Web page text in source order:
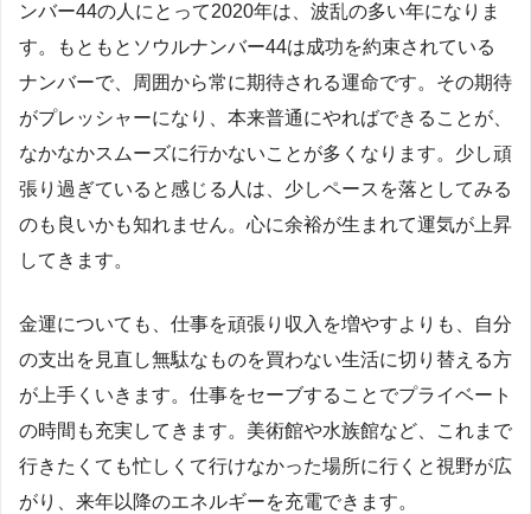
ンバー44の人にとって2020年は、波乱の多い年になりま
す。もともとソウルナンバー44は成功を約束されている
ナンバーで、周囲から常に期待される運命です。その期待
がプレッシャーになり、本来普通にやればできることが、
なかなかスムーズに行かないことが多くなります。少し頑
張り過ぎていると感じる人は、少しペースを落としてみる
のも良いかも知れません。心に余裕が生まれて運気が上昇
してきます。
金運についても、仕事を頑張り収入を増やすよりも、自分
の支出を見直し無駄なものを買わない生活に切り替える方
が上手くいきます。仕事をセーブすることでプライベート
の時間も充実してきます。美術館や水族館など、これまで
行きたくても忙しくて行けなかった場所に行くと視野が広
がり、来年以降のエネルギーを充電できます。